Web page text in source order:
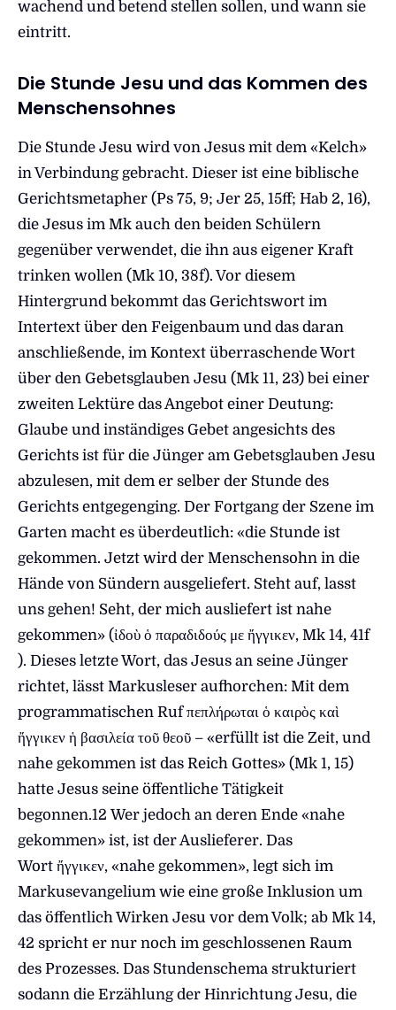
wachend und betend stellen sollen, und wann sie
eintritt.
Die Stunde Jesu und das Kommen des
Menschensohnes
Die Stunde Jesu wird von Jesus mit dem «Kelch»
in Verbindung gebracht. Dieser ist eine biblische
Gerichtsmetapher (Ps 75, 9; Jer 25, 15ff; Hab 2, 16),
die Jesus im Mk auch den beiden Schülern
gegenüber verwendet, die ihn aus eigener Kraft
trinken wollen (Mk 10, 38f). Vor diesem
Hintergrund bekommt das Gerichtswort im
Intertext über den Feigenbaum und das daran
anschließende, im Kontext überraschende Wort
über den Gebetsglauben Jesu (Mk 11, 23) bei einer
zweiten Lektüre das Angebot einer Deutung:
Glaube und inständiges Gebet angesichts des
Gerichts ist für die Jünger am Gebetsglauben Jesu
abzulesen, mit dem er selber der Stunde des
Gerichts entgegenging. Der Fortgang der Szene im
Garten macht es überdeutlich: «die Stunde ist
gekommen. Jetzt wird der Menschensohn in die
Hände von Sündern ausgeliefert. Steht auf, lasst
uns gehen! Seht, der mich ausliefert ist nahe
gekommen» (ἰδοὺ ὁ παραδιδούς με ἤγγικεν, Mk 14, 41f
). Dieses letzte Wort, das Jesus an seine Jünger
richtet, lässt Markusleser aufhorchen: Mit dem
programmatischen Ruf πεπλήρωται ὁ καιρὸς καὶ
ἤγγικεν ἡ βασιλεία τοῦ θεοῦ – «erfüllt ist die Zeit, und
nahe gekommen ist das Reich Gottes» (Mk 1, 15)
hatte Jesus seine öffentliche Tätigkeit
begonnen.12 Wer jedoch an deren Ende «nahe
gekommen» ist, ist der Auslieferer. Das
Wort ἤγγικεν, «nahe gekommen», legt sich im
Markusevangelium wie eine große Inklusion um
das öffentlich Wirken Jesu vor dem Volk; ab Mk 14,
42 spricht er nur noch im geschlossenen Raum
des Prozesses. Das Stundenschema strukturiert
sodann die Erzählung der Hinrichtung Jesu, die